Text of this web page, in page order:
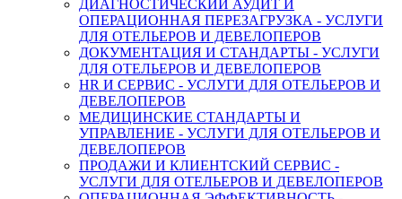
ДИАГНОСТИЧЕСКИЙ АУДИТ И
ОПЕРАЦИОННАЯ ПЕРЕЗАГРУЗКА - УСЛУГИ
ДЛЯ ОТЕЛЬЕРОВ И ДЕВЕЛОПЕРОВ
ДОКУМЕНТАЦИЯ И СТАНДАРТЫ - УСЛУГИ
ДЛЯ ОТЕЛЬЕРОВ И ДЕВЕЛОПЕРОВ
HR И СЕРВИС - УСЛУГИ ДЛЯ ОТЕЛЬЕРОВ И
ДЕВЕЛОПЕРОВ
МЕДИЦИНСКИЕ СТАНДАРТЫ И
УПРАВЛЕНИЕ - УСЛУГИ ДЛЯ ОТЕЛЬЕРОВ И
ДЕВЕЛОПЕРОВ
ПРОДАЖИ И КЛИЕНТСКИЙ СЕРВИС -
УСЛУГИ ДЛЯ ОТЕЛЬЕРОВ И ДЕВЕЛОПЕРОВ